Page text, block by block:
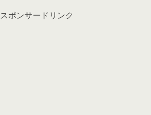
スポンサードリンク